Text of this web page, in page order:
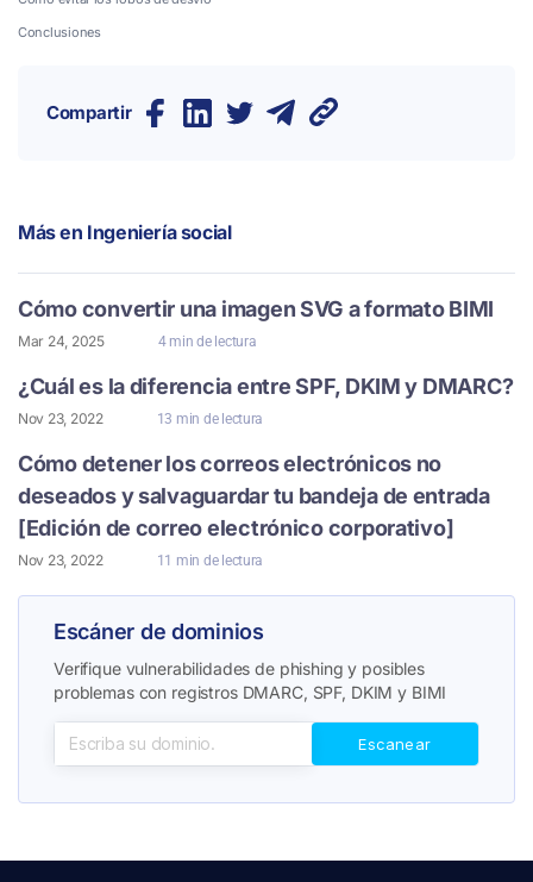
Conclusiones
Compartir
Más en Ingeniería social
Cómo convertir una imagen SVG a formato BIMI
Mar 24, 2025 4 min de lectura
¿Cuál es la diferencia entre SPF, DKIM y DMARC?
Nov 23, 2022 13 min de lectura
Cómo detener los correos electrónicos no
deseados y salvaguardar tu bandeja de entrada
[Edición de correo electrónico corporativo]
Nov 23, 2022 11 min de lectura
Escáner de dominios
Verifique vulnerabilidades de phishing y posibles
problemas con registros DMARC, SPF, DKIM y BIMI